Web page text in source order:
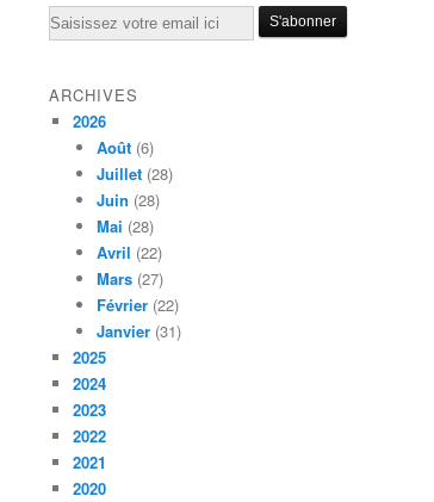
Email
ARCHIVES
2026
Août (6)
Juillet (28)
Juin (28)
Mai (28)
Avril (22)
Mars (27)
Février (22)
Janvier (31)
2025
2024
2023
2022
2021
2020